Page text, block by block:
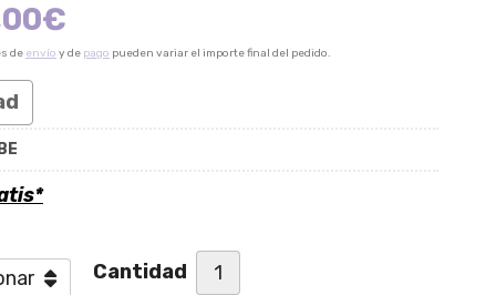
€
de envío y de pago pueden variar el importe final del pedido.
Cantidad